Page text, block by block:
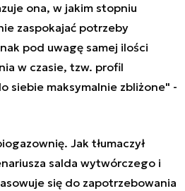
ona, w jakim stopniu
zaspokajać potrzeby
pod uwagę samej ilości
w czasie, tzw. profil
siebie maksymalnie zbliżone" -
Jak tłumaczył
salda wytwórczego i
się do zapotrzebowania